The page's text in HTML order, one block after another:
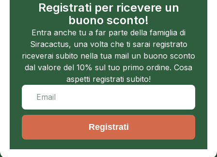
Registrati per ricevere un
buono sconto!
Entra anche tu a far parte della famiglia di
Siracactus, una volta che ti sarai registrato
riceverai subito nella tua mail un buono sconto
dal valore del 10% sul tuo primo ordine. Cosa
aspetti registrati subito!
Registrati